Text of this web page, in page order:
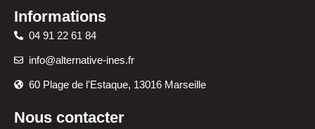
Informations
04 91 22 61 84
info@alternative-ines.fr
60 Plage de l'Estaque, 13016 Marseille
Nous contacter